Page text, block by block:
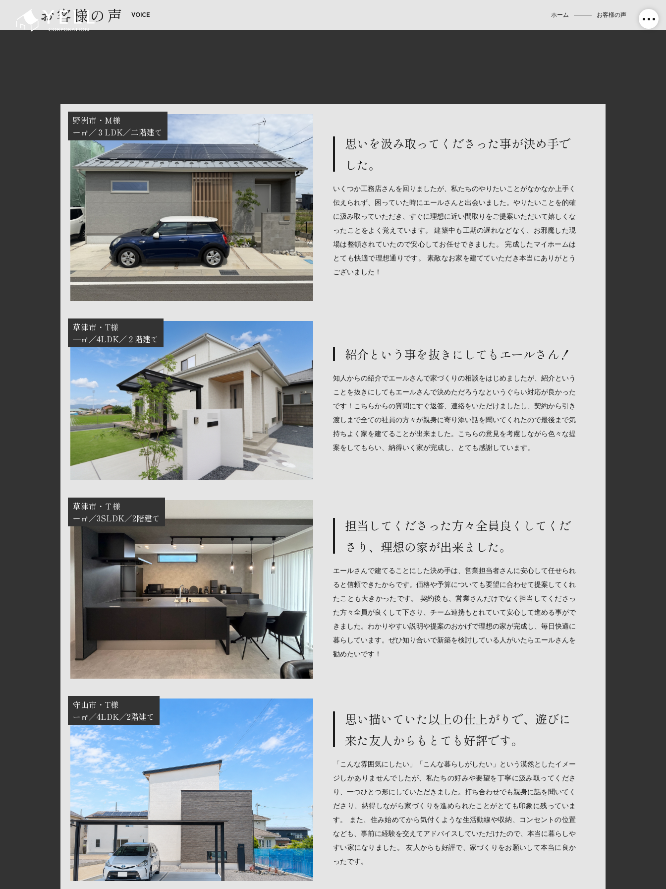
お客様の声 ホーム お客様の声
野洲市
M様
ー㎡
３LDK 二階建て
思いを汲み取ってくださった事が決め手で
した。
いくつか工務店さんを回りましたが、私たちのやりたいことがなかなか上手く
伝えられず、困っていた時にエールさんと出会いました。やりたいことを的確
に汲み取っていただき、すぐに理想に近い間取りをご提案いただいて嬉しくな
ったことをよく覚えています。 建築中も工期の遅れなどなく、お邪魔した現
場は整頓されていたので安心してお任せできました。 完成したマイホームは
とても快適で理想通りです。 素敵なお家を建てていただき本当にありがとう
ございました！
草津市
T様
―㎡
4LDK ２階建て
紹介という事を抜きにしてもエールさん！
知人からの紹介でエールさんで家づくりの相談をはじめましたが、紹介という
ことを抜きにしてもエールさんで決めただろうなというぐらい対応が良かった
です！こちらからの質問にすぐ返答、連絡をいただけましたし、契約から引き
渡しまで全ての社員の方々が親身に寄り添い話を聞いてくれたので最後まで気
持ちよく家を建てることが出来ました。こちらの意見を考慮しながら色々な提
案をしてもらい、納得いく家が完成し、とても感謝しています。
草津市
Ｔ様
ー㎡
3SLDK 2階建て
担当してくださった方々全員良くしてくだ
さり、理想の家が出来ました。
エールさんで建てることにした決め手は、営業担当者さんに安心して任せられ
ると信頼できたからです。価格や予算についても要望に合わせて提案してくれ
たことも大きかったです。 契約後も、営業さんだけでなく担当してくださっ
た方々全員が良くして下さり、チーム連携もとれていて安心して進める事がで
きました。わかりやすい説明や提案のおかげで理想の家が完成し、毎日快適に
暮らしています。ぜひ知り合いで新築を検討している人がいたらエールさんを
勧めたいです！
守山市
T様
ー㎡
4LDK 2階建て
思い描いていた以上の仕上がりで、遊びに
来た友人からもとても好評です。
「こんな雰囲気にしたい」「こんな暮らしがしたい」という漠然としたイメー
ジしかありませんでしたが、私たちの好みや要望を丁寧に汲み取ってくださ
り、一つひとつ形にしていただきました。打ち合わせでも親身に話を聞いてく
ださり、納得しながら家づくりを進められたことがとても印象に残っていま
す。 また、住み始めてから気付くような生活動線や収納、コンセントの位置
なども、事前に経験を交えてアドバイスしていただけたので、本当に暮らしや
すい家になりました。 友人からも好評で、家づくりをお願いして本当に良か
ったです。